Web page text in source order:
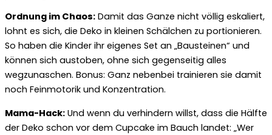
Ordnung im Chaos: Damit das Ganze nicht völlig eskaliert,
lohnt es sich, die Deko in kleinen Schälchen zu portionieren.
So haben die Kinder ihr eigenes Set an „Bausteinen“ und
können sich austoben, ohne sich gegenseitig alles
wegzunaschen. Bonus: Ganz nebenbei trainieren sie damit
noch Feinmotorik und Konzentration.
Mama-Hack: Und wenn du verhindern willst, dass die Hälfte
der Deko schon vor dem Cupcake im Bauch landet: „Wer